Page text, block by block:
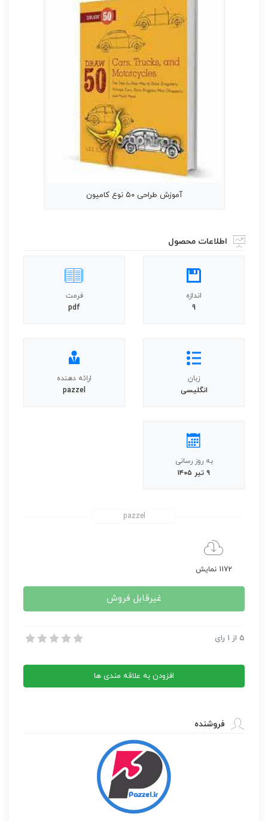
آموزش طراحی ۵۰ نوع کامیون
اطلاعات محصول
اندازه
9
فرمت
pdf
زبان
انگلیسی
ارائه دهنده
pazzel
به روز رسانی
۹ تیر ۱۴۰۵
pazzel
1172 نمایش
غیرقابل فروش
آموزش طراحی 50 نوع کامیون
5 از 1 رای
افزودن به علاقه مندی ها
فروشنده